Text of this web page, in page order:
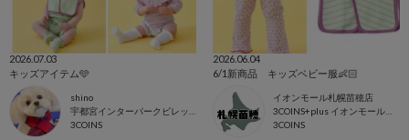
2026.07.03
キッズアイテム🩵
shino
3COINS
2026.06.04
6/1新商品 キッズベビー服👶🏻
イオンモール札幌苗穂店
3COINS